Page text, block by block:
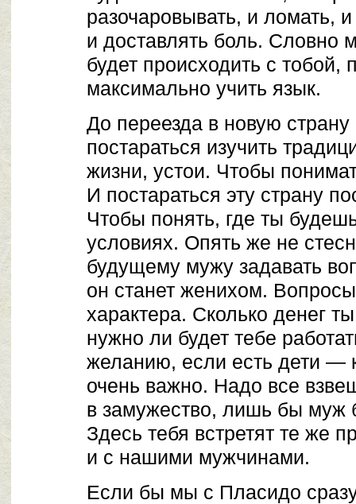
разочаровывать, и ломать, и
и доставлять боль. Словно
будет происходить с тобой,
максимально учить язык.
До переезда в новую
постараться изучить
жизни, устои. Чтобы
И постараться эту страну
Чтобы понять, где ты
условиях. Опять же не
будущему мужу задавать
он станет женихом.
характера. Сколько денег
нужно ли будет тебе
желанию, если есть дети —
очень важно. Надо все
в замужество, лишь бы муж
Здесь тебя встретят те же
и с нашими мужчинами.
Если бы мы с Пласидо